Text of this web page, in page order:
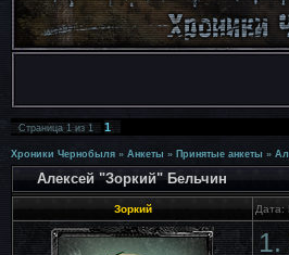
Страница1из1 1
Хроники Чернобыля » Анкеты » Принятые анкеты »
Алексей "Зоркий" Бельчин
Зоркий Дата:
1.